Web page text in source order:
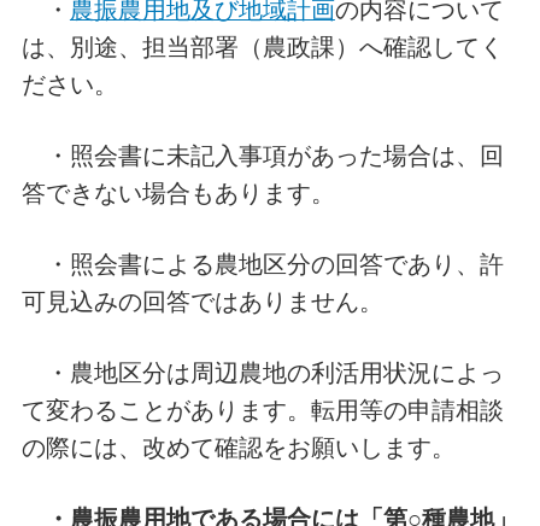
・ 農振農用地及び地域計画の内容について
は、別途、担当部署（農政課）へ確認してく
ださい。
・照会書に未記入事項があった場合は、回
答できない場合もあります。
・照会書による農地区分の回答であり、許
可見込みの回答ではありません。
・農地区分は周辺農地の利活用状況によっ
て変わることがあります。転用等の申請相談
の際には、改めて確認をお願いします。
・農振農用地である場合には「第○種農地」